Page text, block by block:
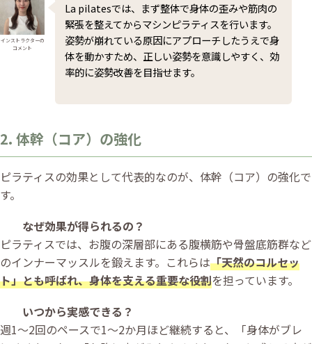
インストラクターの
コメント
La pilatesでは、まず整体で身体の歪みや筋肉の
緊張を整えてからマシンピラティスを行います。
姿勢が崩れている原因にアプローチしたうえで身
体を動かすため、正しい姿勢を意識しやすく、効
率的に姿勢改善を目指せます。
2. 体幹（コア）の強化
ピラティスの効果として代表的なのが、体幹（コア）の強化で
す。
なぜ効果が得られるの？
ピラティスでは、お腹の深層部にある腹横筋や骨盤底筋群など
のインナーマッスルを鍛えます。これらは「天然のコルセッ
ト」とも呼ばれ、身体を支える重要な役割を担っています。
いつから実感できる？
週1〜2回のペースで1〜2か月ほど継続すると、「身体がブレ